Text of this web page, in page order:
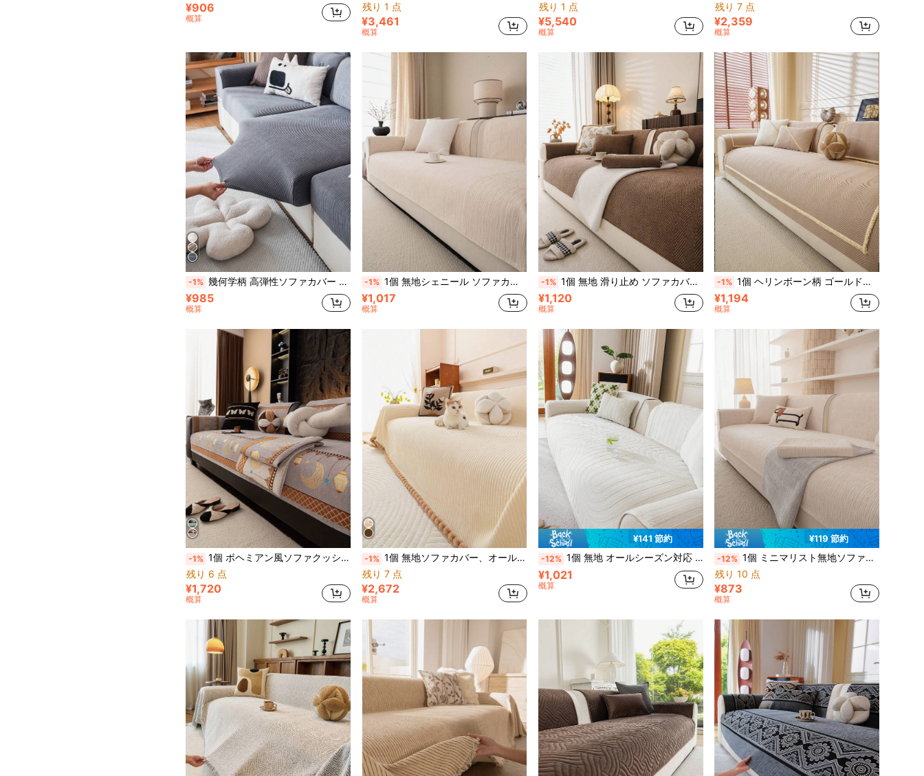
¥906
概算
残り 1 点
¥3,461
概算
残り 1 点
¥5,540
概算
残り 7 点
¥2,359
概算
-1% 幾何学柄 高弾性ソファカバー 1枚、ミニマルモダンスタイルソファクッションカバー、ペット対応 引っかき防止ソファプロテクター、洗濯機洗い可能 ホームデコレーション、L字型コンビネーションソファや1人/2人/3人/4人掛けソファに適用(別売)
¥985
概算
-1% 1個 無地シェニール ソファカバー、オールシーズン 滑り止め ソファスリップカバー、洗濯機洗い可能 家具プロテクター リビングルーム用、PET対応 L字型、2人掛け、3人掛け、4人掛けソファ、セクショナルソファ用(別売)
¥1,017
概算
-1% 1個 無地 滑り止め ソファカバー、オールシーズン 滑り止め ソファスリップカバー、ペット対応 引っかき防止 ソファシートクッションカバー、洗濯機洗い可能 ルームデコレーション、L字型ソファ、1人掛け/2人掛け/3人掛け/4人掛けソファ、コーナーソファ(別売)に対応
¥1,120
概算
-1% 1個 ヘリンボーン柄 ゴールドトリム タッセル付きソファクッション、オールシーズン対応 滑り止めソファカバー、ペット対応 傷防止プロテクター、洗濯機洗い可能 ホームデコレーション リビングルーム L字型セクショナルソファ、シングルソファ、ラブシート、3人掛けソファなどに適しています
¥1,194
概算
-1% 1個 ボヘミアン風ソファクッションカバー、休日の装飾滑り止め ペット対応 引っかき防止ソファカバー、洗濯機洗い可能、L字型ソファや1人掛け/2人掛け/3人掛け/4人掛けソファに対応(個別販売)
残り 6 点
¥1,720
概算
-1% 1個 無地ソファカバー、オールシーズン ソファスリップカバー、ペット対応 防塵ソファプロテクター、洗濯可能 インテリア装飾、L字型ソファ、一人掛けソファ、2人掛けソファ、3人掛けソファ、コーナーソファに適用(別売)
残り 7 点
¥2,672
概算
¥141 節約
-12% 1個 無地 オールシーズン対応 ソファクッションカバー、クラシックスタイル ソファシートカバー、ペット対応 傷防止 ソファカバー、洗濯機洗い可能 ホームデコレーション リビングルーム L字型セクショナルソファ、シングルソファ、ラブシート、3人掛けソファなどに適しています (単品販売)
¥1,021
概算
¥119 節約
-12% 1個 ミニマリスト無地ソファクッション、オールシーズン対応滑り止めソファカバー、ペット対応ひっかき防止ソファプロテクター、洗濯機洗い可能 ホームデコレーション リビングルーム L字型セクショナルソファ 1/2/3/4人掛けソファ対応 (別売り)
残り 10 点
¥873
概算